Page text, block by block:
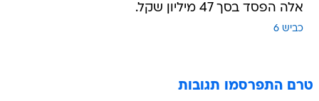
אלה הפסד בסך 47 מיליון שקל.
כביש 6
טרם התפרסמו תגובות